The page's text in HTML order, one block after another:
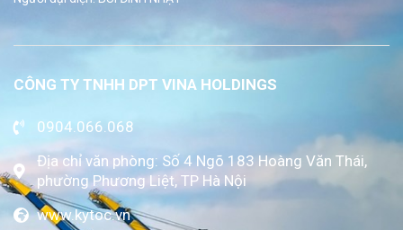
CÔNG TY TNHH DPT VINA HOLDINGS
0904.066.068
Địa chỉ văn phòng: Số 4 Ngõ 183 Hoàng Văn Thái,
phường Phương Liệt, TP Hà Nội
www.kytoc.vn